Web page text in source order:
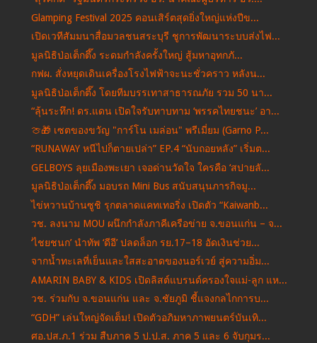
Glamping Festival 2025 คอนเสิร์ตสุดยิ่งใหญ่แห่งปีข...
เปิดเวทีสัมมนาสื่อมวลชนสระบุรี ชูการพัฒนาระบบส่งไฟ...
มูลนิธิป่อเต็กตึ๊ง ระดมกำลังครั้งใหญ่ สู้มหาอุทกภั...
กฟผ. สั่งหยุดเดินเครื่องโรงไฟฟ้าจะนะชั่วคราว หลังน...
มูลนิธิป่อเต็กตึ๊ง โดยทีมบรรเทาสาธารณภัย รวม 50 นา...
“ลุ้นระทึก! ดร.แดน เปิดใจรับทาบทาม ‘พรรคไทยชนะ’ อา...
🍈🎁 เซตของขวัญ "การ์โน เมล่อน" พรีเมี่ยม (Garno P...
“RUNAWAY หนีไปก็ตายเปล่า” EP.4 “นับถอยหลัง” เริ่มต...
GELBOYS ลุยเมืองพะเยา เจอด่านวัดใจ ใครคือ ‘สปายลั...
มูลนิธิป่อเต็กตึ๊ง มอบรถ Mini Bus สนับสนุนภารกิจมู...
ไข่หวานบ้านซูชิ รุกตลาดแคทเทอริ่ง เปิดตัว “Kaiwanb...
วช. ลงนาม MOU ผนึกกำลังภาคีเครือข่าย จ.ขอนแก่น – จ...
‘ไชยชนก’ นำทัพ ‘ดีอี’ ปลดล็อก รย.17–18 อัดเงินช่วย...
จากน้ำทะเลที่เย็นและใสสะอาดของนอร์เวย์ สู่ความอิ่ม...
AMARIN BABY & KIDS เปิดลิสต์แบรนด์ครองใจแม่-ลูก แห...
วช. ร่วมกับ จ.ขอนแก่น และ จ.ชัยภูมิ ชี้แจงกลไกการบ...
“GDH” เล่นใหญ่จัดเต็ม! เปิดตัวอภิมหาภาพยนตร์บันเทิ...
ศอ.ปส.ภ.1 ร่วม สืบภาค 5 ป.ป.ส. ภาค 5 และ 6 จับกุมร...